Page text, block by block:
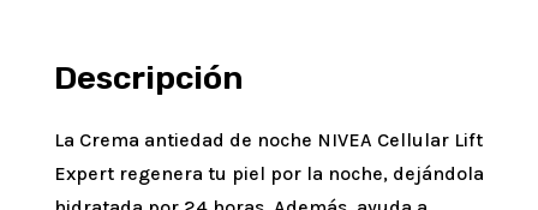
50
Descripción
La Crema antiedad de noche NIVEA Cellular Lift
Expert regenera tu piel por la noche, dejándola